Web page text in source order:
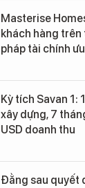
Masterise
khách hàng
pháp tài chính
Kỳ tích Savan 1:
xây dựng, 7
USD doanh thu
Đằng sau quyết